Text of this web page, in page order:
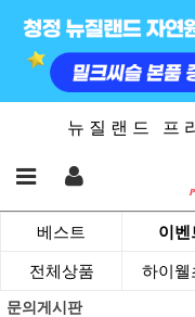
뉴 질 랜 드 프
베스트 이벤
전체상품 하이웰
문의게시판